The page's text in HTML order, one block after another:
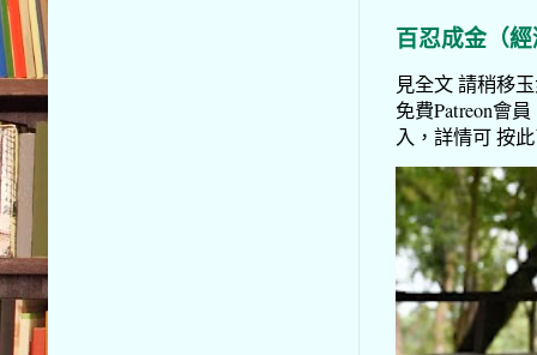
百忍成金（
見全文 請稍移
免費Patreon會
入，詳情可 按